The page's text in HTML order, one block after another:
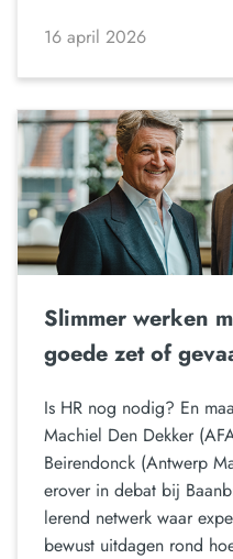
16 april 2026
Slimmer werken
goede zet of
Is HR nog nodig? En
Machiel Den Dekker
Beirendonck (Antwerp
erover in debat bij
lerend netwerk waar
bewust uitdagen rond